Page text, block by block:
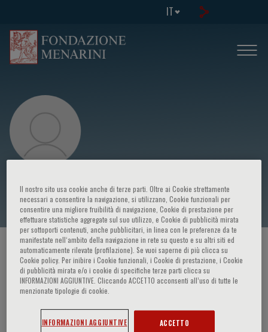
IT
Kerstin Sandelin
HOME PAGE / CORSI ED EVENTI / RELATORE
Kerstin Sandelin
Il nostro sito usa cookie anche di terze parti. Oltre ai Cookie strettamente
necessari a consentire la navigazione, si utilizzano, Cookie funzionali per
consentire una migliore fruibilità di navigazione, Cookie di prestazione per
effettuare statistiche aggregate sul suo utilizzo, e Cookie di pubblicità mirata
per sottoporti contenuti, anche pubblicitari, in linea con le preferenze da te
manifestate nell‘ambito della navigazione in rete su questo e su altri siti ed
automaticamente rilevate (profilazione). Se vuoi saperne di più clicca su
Cookie policy. Per inibire i Cookie funzionali, i Cookie di prestazione, i Cookie
di pubblicità mirata e/o i cookie di specifiche terze parti clicca su
INFORMAZIONI AGGIUNTIVE. Cliccando ACCETTO acconsenti all’uso di tutte le
menzionate tipologie di cookie.
INFORMAZIONI AGGIUNTIVE ACCETTO